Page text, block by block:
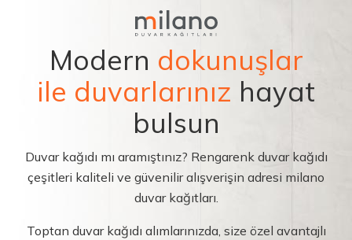
Modern dokunuşlar
ile duvarlarınız hayat
bulsun
Duvar kağıdı mı aramıştınız? Rengarenk duvar kağıdı
çeşitleri kaliteli ve güvenilir alışverişin adresi milano
duvar kağıtları.
Toptan duvar kağıdı alımlarınızda, size özel avantajlı